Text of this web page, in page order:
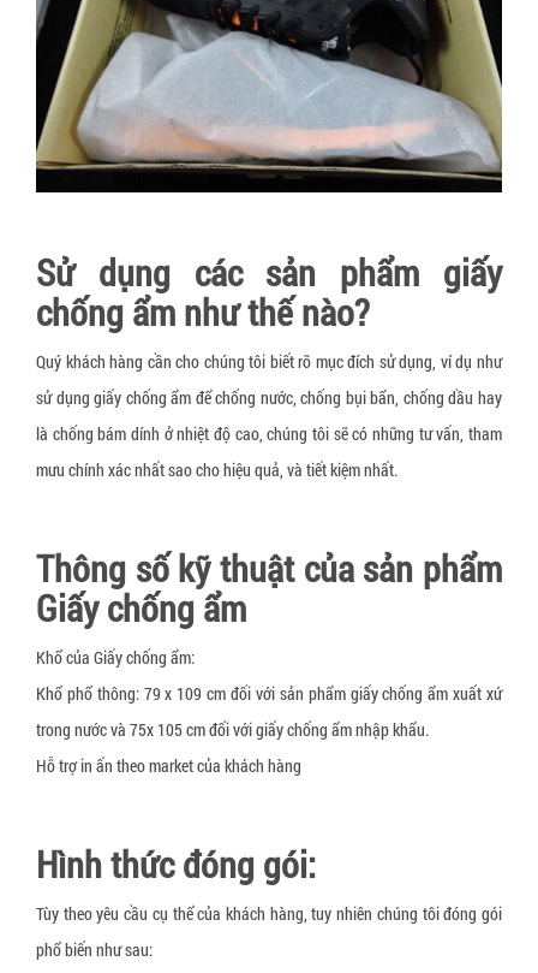
Sử dụng các sản phẩm giấy
chống ẩm như thế nào?
Quý khách hàng cần cho chúng tôi biết rõ mục đích sử dụng, ví dụ như
sử dụng giấy chống ẩm để chống nước, chống bụi bẩn, chống dầu hay
là chống bám dính ở nhiệt độ cao, chúng tôi sẽ có những tư vấn, tham
mưu chính xác nhất sao cho hiệu quả, và tiết kiệm nhất.
Thông số kỹ thuật của sản phẩm
Giấy chống ẩm
Khổ của Giấy chống ẩm:
Khổ phổ thông: 79 x 109 cm đối với sản phẩm giấy chống ẩm xuất xứ
trong nước và 75x 105 cm đối với giấy chống ẩm nhập khẩu.
Hỗ trợ in ấn theo market của khách hàng
Hình thức đóng gói:
Tùy theo yêu cầu cụ thể của khách hàng, tuy nhiên chúng tôi đóng gói
phổ biến như sau: